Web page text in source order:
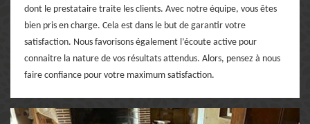
dont le prestataire traite les clients. Avec notre équipe, vous êtes
bien pris en charge. Cela est dans le but de garantir votre
satisfaction. Nous favorisons également l’écoute active pour
connaitre la nature de vos résultats attendus. Alors, pensez à nous
faire confiance pour votre maximum satisfaction.